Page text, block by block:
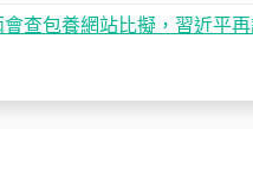
查包養網站比擬，習近平